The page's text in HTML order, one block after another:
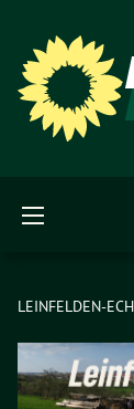
LEINFELDEN-